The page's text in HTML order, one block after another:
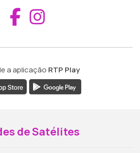
Aceder ao
a aplicação RTP Play
de Satélites